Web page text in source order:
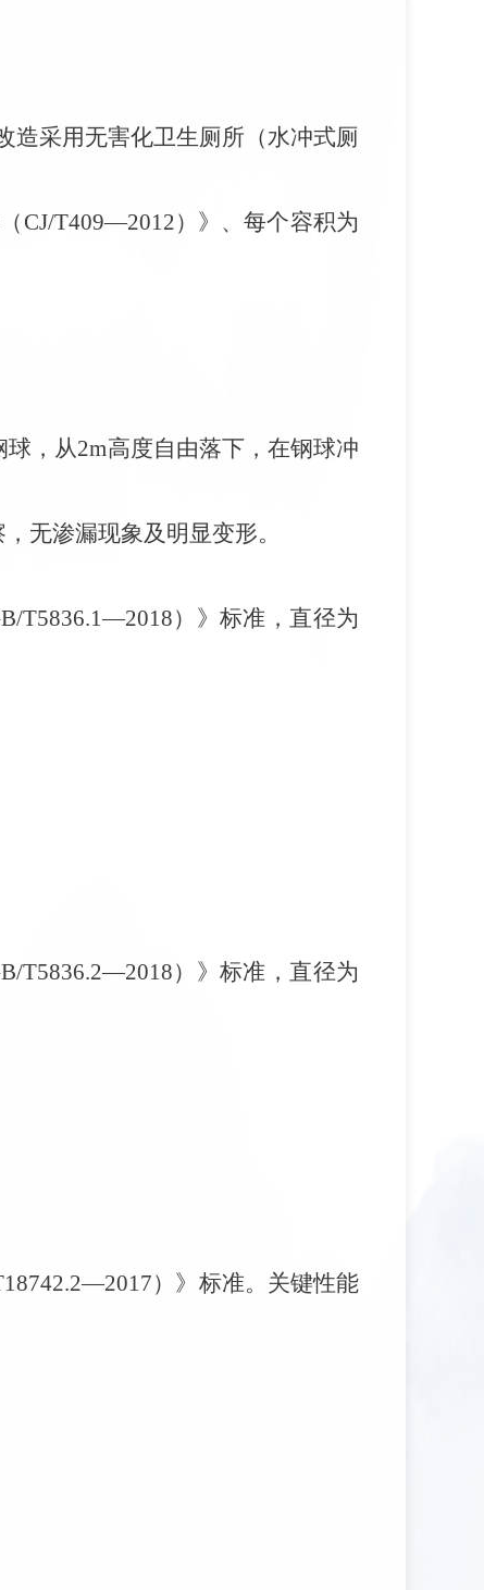
造采用无害化卫生厕所（水冲式厕
CJ/T409—2012）》、每个容积为
球，从2m高度自由落下，在钢球冲
无渗漏现象及明显变形。
T5836.1—2018）》标准，直径为
T5836.2—2018）》标准，直径为
）》标准。关键性能